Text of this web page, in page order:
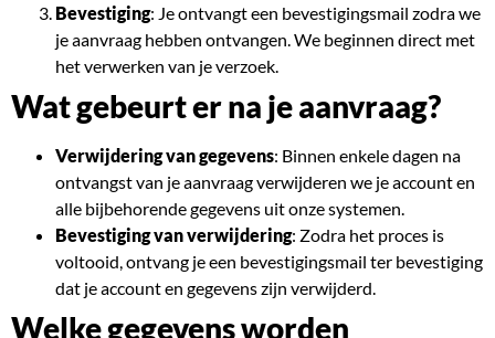
Bevestiging: Je ontvangt een bevestigingsmail zodra we
je aanvraag hebben ontvangen. We beginnen direct met
het verwerken van je verzoek.
Wat gebeurt er na je aanvraag?
Verwijdering van gegevens: Binnen enkele dagen na
ontvangst van je aanvraag verwijderen we je account en
alle bijbehorende gegevens uit onze systemen.
Bevestiging van verwijdering: Zodra het proces is
voltooid, ontvang je een bevestigingsmail ter bevestiging
dat je account en gegevens zijn verwijderd.
Welke gegevens worden